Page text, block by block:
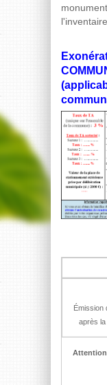
Émission
après la